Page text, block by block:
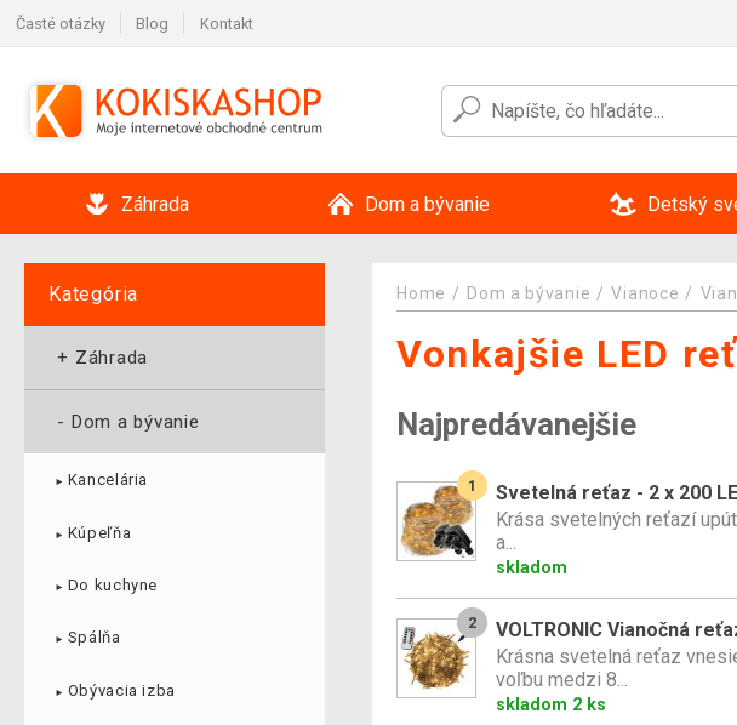
Časté otázky Blog Kontakt
Záhrada Dom a bývanie Detský
Kategória
+ Záhrada
- Dom a bývanie
► Kancelária
► Kúpeľňa
► Do kuchyne
► Spálňa
► Obývacia izba
Home Dom a bývanie Vianoce
Vonkajšie LED
Najpredávanejšie
1
Svetelná reťaz - 2 x 200
Krása svetelných reťazí
a...
skladom
2
VOLTRONIC Vianočná
Krásna svetelná reťaz
voľbu medzi 8...
skladom 2 ks